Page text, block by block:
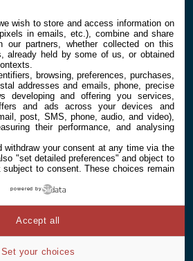
À PROPOS
Contact
we wish to store and access information on
in emails, etc.), combine and share
our partners, whether collected on this
already held by some of us, or obtained
browsing, preferences, purchases,
addresses and emails, phone, precise
developing and offering you services,
and ads across your devices and
post, SMS, phone, audio, and video),
their performance, and analysing
withdraw your consent at any time via the
"set detailed preferences" and object to
to consent. These choices remain
powered by
Set your choices
Accept all